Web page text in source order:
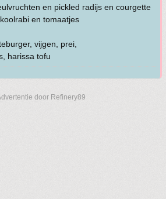
en pickled radijs en courgette
en tomaatjes
vijgen, prei,
harissa tofu
door Refinery89